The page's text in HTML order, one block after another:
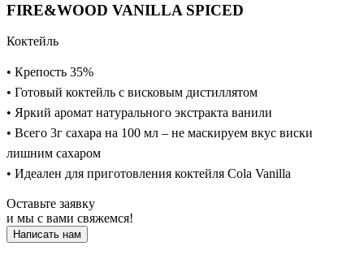
FIRE&WOOD VANILLA SPICED
Коктейль
• Крепость 35%
• Готовый коктейль с висковым дистиллятом
• Яркий аромат натурального экстракта ванили
• Всего 3г сахара на 100 мл – не маскируем вкус виски
лишним сахаром
• Идеален для приготовления коктейля Cola Vanilla
Оставьте заявку
и мы с вами свяжемся!
Написать нам